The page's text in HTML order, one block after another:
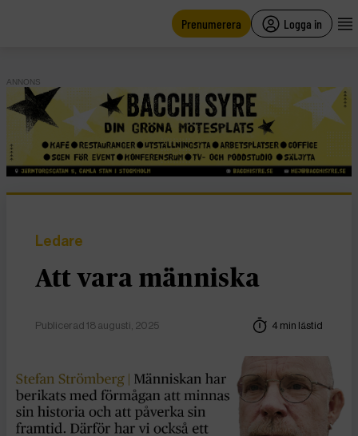
Prenumerera Logga in
ANNONS
Ledare
Att vara människa
Publicerad 18 augusti, 2025 4 min lästid